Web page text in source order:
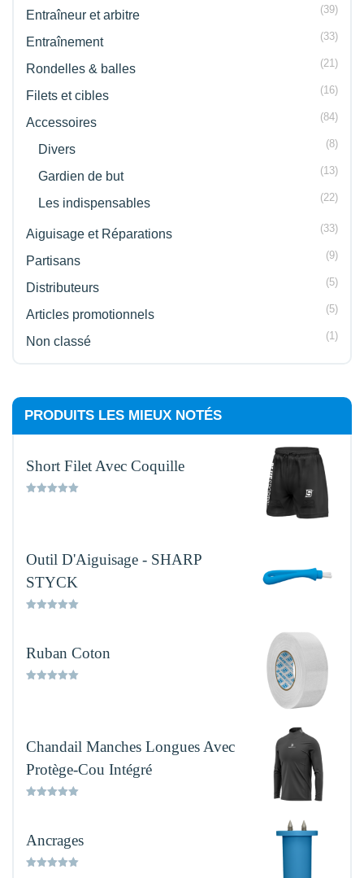
Entraîneur et arbitre (39)
Entraînement (33)
Rondelles & balles (21)
Filets et cibles (16)
Accessoires (84)
Divers (8)
Gardien de but (13)
Les indispensables (22)
Aiguisage et Réparations (33)
Partisans (9)
Distributeurs (5)
Articles promotionnels (5)
Non classé (1)
PRODUITS LES MIEUX NOTÉS
Short Filet Avec Coquille
Outil D'Aiguisage - SHARP
STYCK
Ruban Coton
Chandail Manches Longues Avec
Protège-Cou Intégré
Ancrages